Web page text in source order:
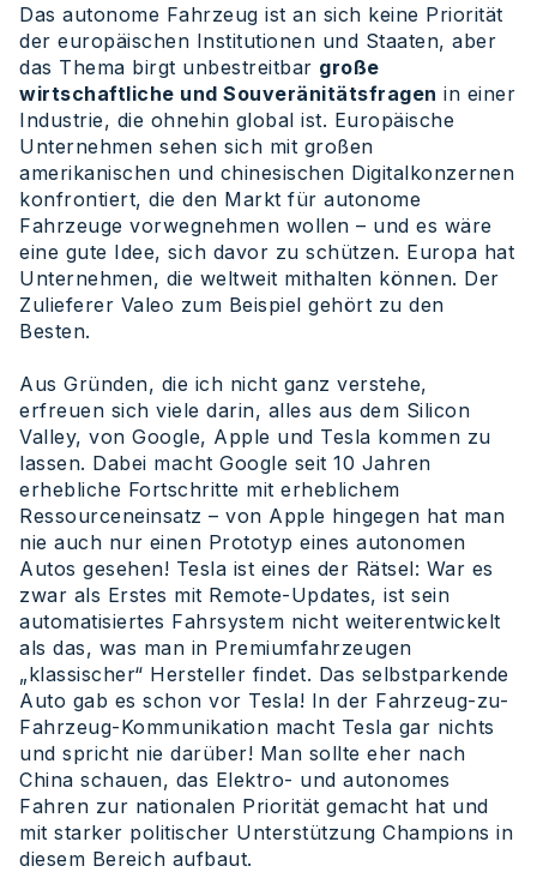
Das autonome Fahrzeug ist an sich keine Priorität
der europäischen Institutionen und Staaten, aber
das Thema birgt unbestreitbar große
wirtschaftliche und Souveränitätsfragen in einer
Industrie, die ohnehin global ist. Europäische
Unternehmen sehen sich mit großen
amerikanischen und chinesischen Digitalkonzernen
konfrontiert, die den Markt für autonome
Fahrzeuge vorwegnehmen wollen – und es wäre
eine gute Idee, sich davor zu schützen. Europa hat
Unternehmen, die weltweit mithalten können. Der
Zulieferer Valeo zum Beispiel gehört zu den
Besten.
Aus Gründen, die ich nicht ganz verstehe,
erfreuen sich viele darin, alles aus dem Silicon
Valley, von Google, Apple und Tesla kommen zu
lassen. Dabei macht Google seit 10 Jahren
erhebliche Fortschritte mit erheblichem
Ressourceneinsatz – von Apple hingegen hat man
nie auch nur einen Prototyp eines autonomen
Autos gesehen! Tesla ist eines der Rätsel: War es
zwar als Erstes mit Remote-Updates, ist sein
automatisiertes Fahrsystem nicht weiterentwickelt
als das, was man in Premiumfahrzeugen
„klassischer“ Hersteller findet. Das selbstparkende
Auto gab es schon vor Tesla! In der Fahrzeug-zu-
Fahrzeug-Kommunikation macht Tesla gar nichts
und spricht nie darüber! Man sollte eher nach
China schauen, das Elektro- und autonomes
Fahren zur nationalen Priorität gemacht hat und
mit starker politischer Unterstützung Champions in
diesem Bereich aufbaut.